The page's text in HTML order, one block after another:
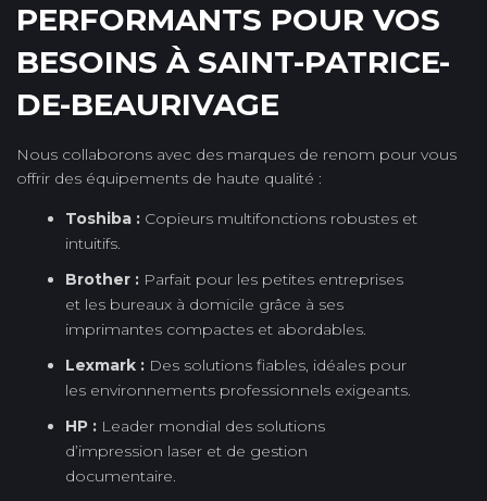
PERFORMANTS POUR VOS
BESOINS À SAINT-PATRICE-
DE-BEAURIVAGE
Nous collaborons avec des marques de renom pour vous
offrir des équipements de haute qualité :
Toshiba : Copieurs multifonctions robustes et
intuitifs.
Brother : Parfait pour les petites entreprises
et les bureaux à domicile grâce à ses
imprimantes compactes et abordables.
Lexmark : Des solutions fiables, idéales pour
les environnements professionnels exigeants.
HP : Leader mondial des solutions
d’impression laser et de gestion
documentaire.